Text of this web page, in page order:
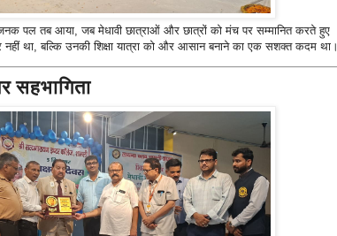
पल तब आया, जब मेधावी छात्राओं और छात्रों को मंच पर सम्मानित करते हुए
नहीं था, बल्कि उनकी शिक्षा यात्रा को और आसान बनाने का एक सशक्त कदम था।
सहभागिता